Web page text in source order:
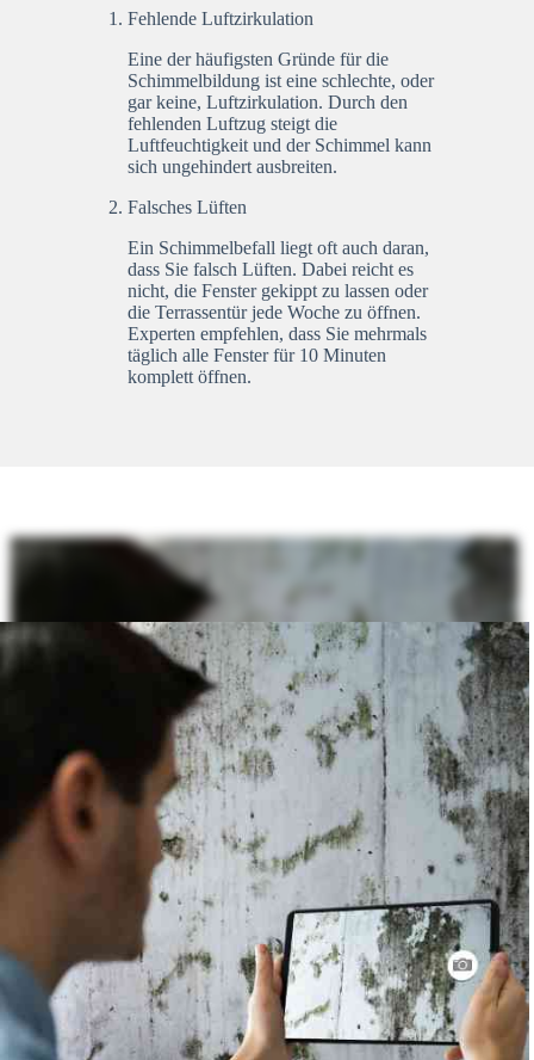
Fehlende Luftzirkulation
Eine der häufigsten Gründe für die
Schimmelbildung ist eine schlechte, oder
gar keine, Luftzirkulation. Durch den
fehlenden Luftzug steigt die
Luftfeuchtigkeit und der Schimmel kann
sich ungehindert ausbreiten.
Falsches Lüften
Ein Schimmelbefall liegt oft auch daran,
dass Sie falsch Lüften. Dabei reicht es
nicht, die Fenster gekippt zu lassen oder
die Terrassentür jede Woche zu öffnen.
Experten empfehlen, dass Sie mehrmals
täglich alle Fenster für 10 Minuten
komplett öffnen.